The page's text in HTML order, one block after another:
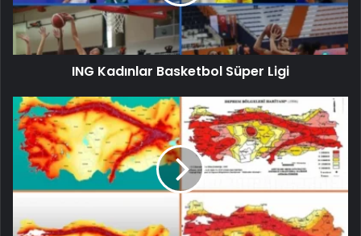
ING Kadınlar Basketbol Süper Ligi